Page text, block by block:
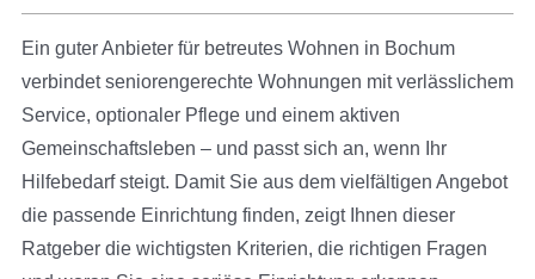
Ein guter Anbieter für betreutes Wohnen in Bochum
verbindet seniorengerechte Wohnungen mit verlässlichem
Service, optionaler Pflege und einem aktiven
Gemeinschaftsleben – und passt sich an, wenn Ihr
Hilfebedarf steigt. Damit Sie aus dem vielfältigen Angebot
die passende Einrichtung finden, zeigt Ihnen dieser
Ratgeber die wichtigsten Kriterien, die richtigen Fragen